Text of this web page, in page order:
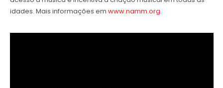
idades. Mais informações em www.namm.org.